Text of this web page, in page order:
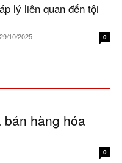
lý liên quan đến tội
29/10/2025 0
bán hàng hóa
0